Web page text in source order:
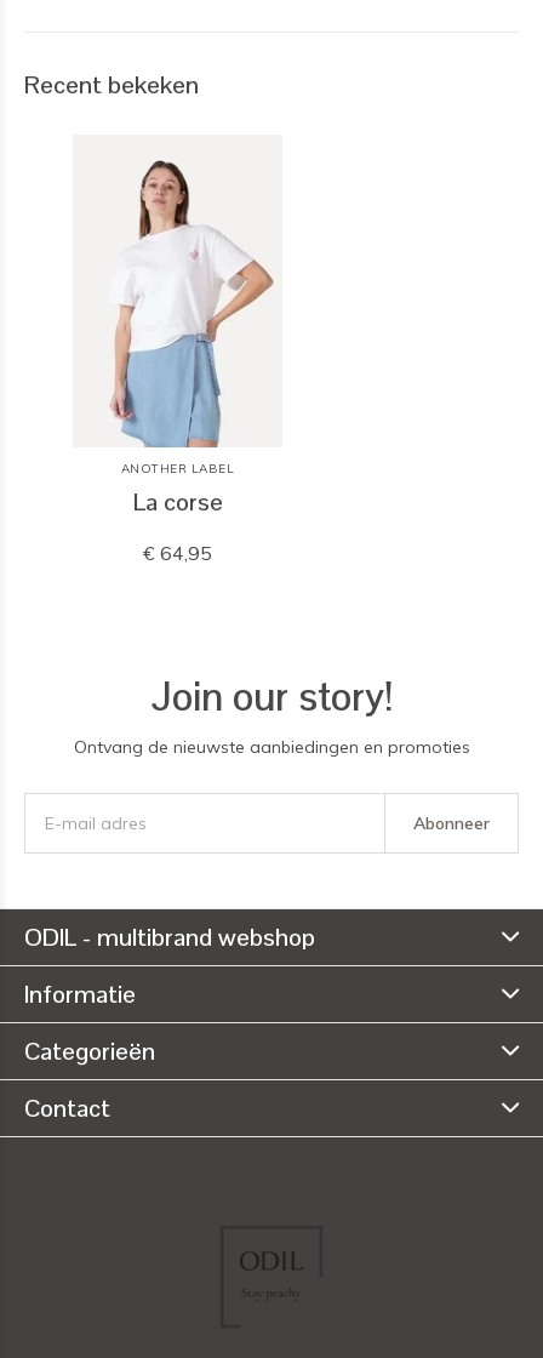
Recent bekeken
ANOTHER LABEL
La corse
€ 64,95
Join our story!
Ontvang de nieuwste aanbiedingen en promoties
Abonneer
ODIL - multibrand webshop
Informatie
Categorieën
Contact